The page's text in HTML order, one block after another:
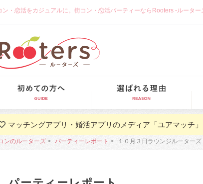
ン・恋活をカジュアルに。街コン・恋活パーティーならRooters -ルーター
マッチングアプリ・婚活アプリのメディア「ユアマッチ」
ンのルーターズ パーティーレポート １０月３日ラウンジルーター